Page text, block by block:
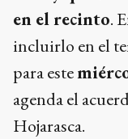
en el recinto.
incluirlo en el
para este
agenda el
Hojarasca.